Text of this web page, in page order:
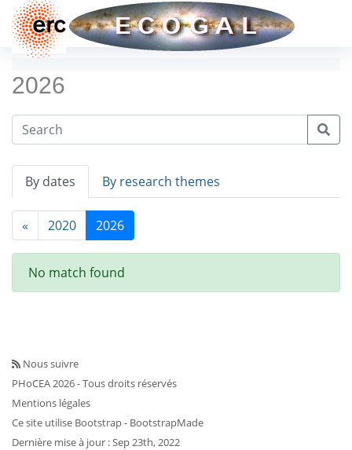
2026
By dates By research themes
« 2020 2026
No match found
Nous suivre
PHoCEA 2026 - Tous droits réservés
Mentions légales
Ce site utilise Bootstrap- BootstrapMade
Dernière mise à jour : Sep 23th, 2022